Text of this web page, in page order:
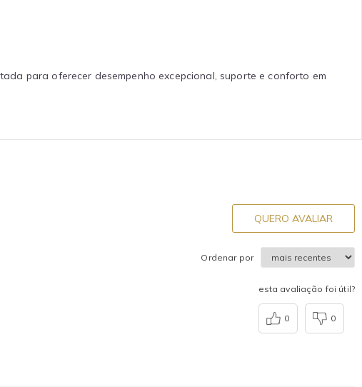
para oferecer desempenho excepcional, suporte e conforto em
QUERO AVALIAR
Ordenar por
esta avaliação foi útil?
0 0